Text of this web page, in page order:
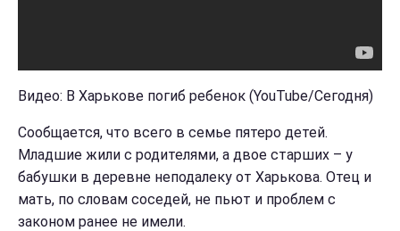
Видео: В Харькове погиб ребенок (YouTube/Сегодня)
Сообщается, что всего в семье пятеро детей.
Младшие жили с родителями, а двое старших – у
бабушки в деревне неподалеку от Харькова. Отец и
мать, по словам соседей, не пьют и проблем с
законом ранее не имели.